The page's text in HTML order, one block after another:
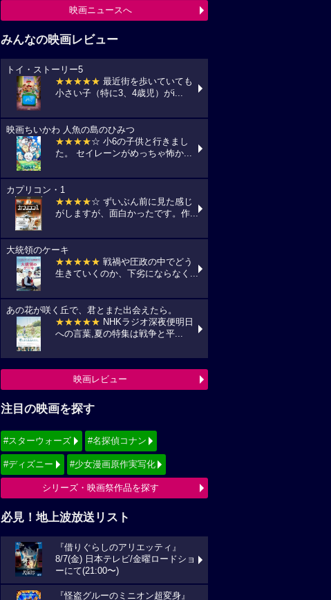
映画ニュースへ
みんなの映画レビュー
トイ・ストーリー5
★★★★★ 最近街を歩いていても
小さい子（特に3、4歳児）がi...
映画ちいかわ 人魚の島のひみつ
★★★★☆ 小6の子供と行きまし
た。 セイレーンがめっちゃ怖か...
カプリコン・1
★★★★☆ ずいぶん前に見た感じ
がしますが、面白かったです。作...
大統領のケーキ
★★★★★ 戦禍や圧政の中でどう
生きていくのか、下劣にならなく...
あの花が咲く丘で、君とまた出会えたら。
★★★★★ NHKラジオ深夜便明日
への言葉,夏の特集は戦争と平...
映画レビュー
注目の映画を探す
#スターウォーズ #名探偵コナン
#ディズニー #少女漫画原作実写化
シリーズ・映画祭作品を探す
必見！地上波放送リスト
『借りぐらしのアリエッティ』
8/7(金) 日本テレビ/金曜ロードショ
ーにて(21:00〜)
『怪盗グルーのミニオン超変身』